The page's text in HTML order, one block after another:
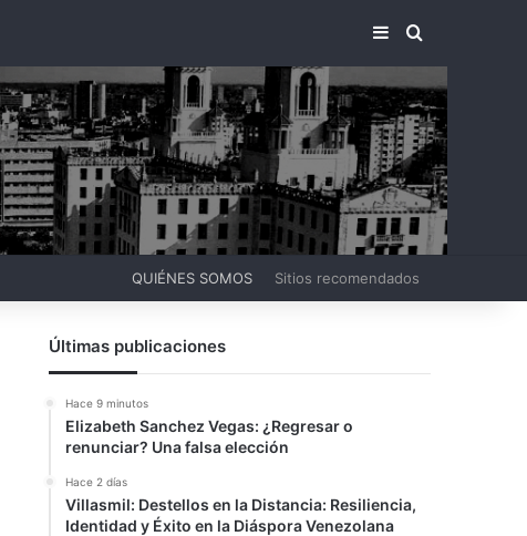
BARRA LATERAL
BUSCAR
QUIÉNES SOMOS Sitios recomendados
Últimas publicaciones
Hace 9 minutos
Elizabeth Sanchez Vegas: ¿Regresar o
renunciar? Una falsa elección
Hace 2 días
Villasmil: Destellos en la Distancia: Resiliencia,
Identidad y Éxito en la Diáspora Venezolana